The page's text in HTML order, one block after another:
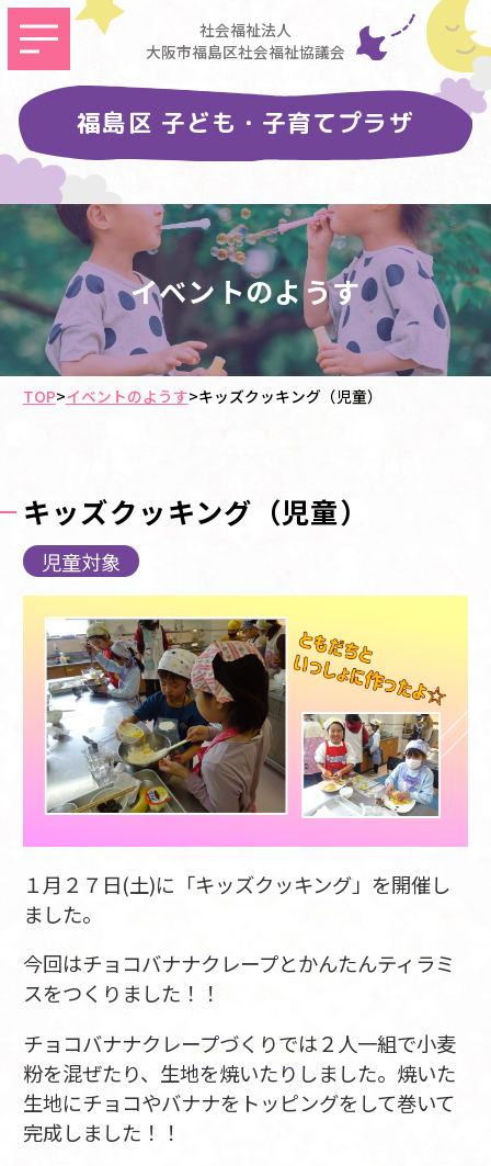
社会福祉法人
大阪市福島区社会福祉協議会
福島区 子ども・子育てプラザ
イベントのようす
TOP>イベントのようす>キッズクッキング（児童）
キッズクッキング（児童）
児童対象
１月２７日(土)に「キッズクッキング」を開催し
ました。
今回はチョコバナナクレープとかんたんティラミ
スをつくりました！！
チョコバナナクレープづくりでは２人一組で小麦
粉を混ぜたり、生地を焼いたりしました。焼いた
生地にチョコやバナナをトッピングをして巻いて
完成しました！！